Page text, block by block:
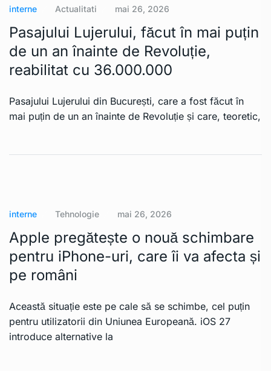
interne Actualitati mai 26, 2026
Pasajului Lujerului, făcut în mai puțin
de un an înainte de Revoluție,
reabilitat cu 36.000.000
Pasajului Lujerului din București, care a fost făcut în
mai puțin de un an înainte de Revoluție și care, teoretic,
interne Tehnologie mai 26, 2026
Apple pregătește o nouă schimbare
pentru iPhone-uri, care îi va afecta și
pe români
Această situație este pe cale să se schimbe, cel puțin
pentru utilizatorii din Uniunea Europeană. iOS 27
introduce alternative la